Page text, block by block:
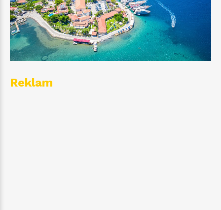
Reklam